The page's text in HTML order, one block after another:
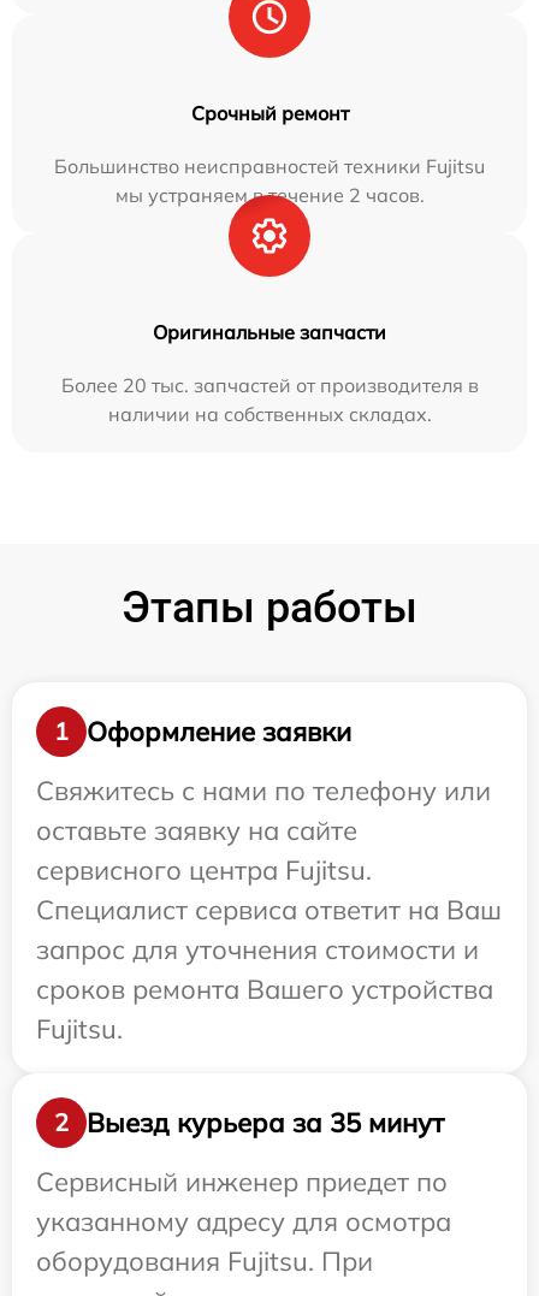
Срочный ремонт
Большинство неисправностей техники Fujitsu
мы устраняем в течение 2 часов.
Оригинальные запчасти
Более 20 тыс. запчастей от производителя в
наличии на собственных складах.
Этапы работы
1
Оформление заявки
Свяжитесь с нами по телефону или
оставьте заявку на сайте
сервисного центра Fujitsu.
Специалист сервиса ответит на Ваш
запрос для уточнения стоимости и
сроков ремонта Вашего устройства
Fujitsu.
2
Выезд курьера за 35 минут
Сервисный инженер приедет по
указанному адресу для осмотра
оборудования Fujitsu. При